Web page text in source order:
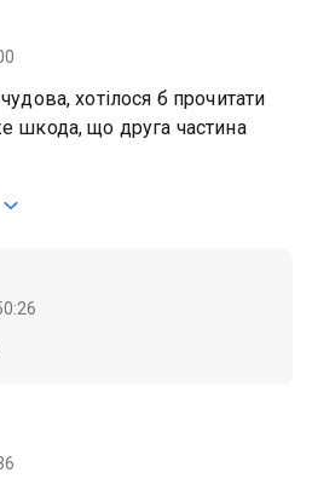
хотілося б прочитати
шкода, що друга частина